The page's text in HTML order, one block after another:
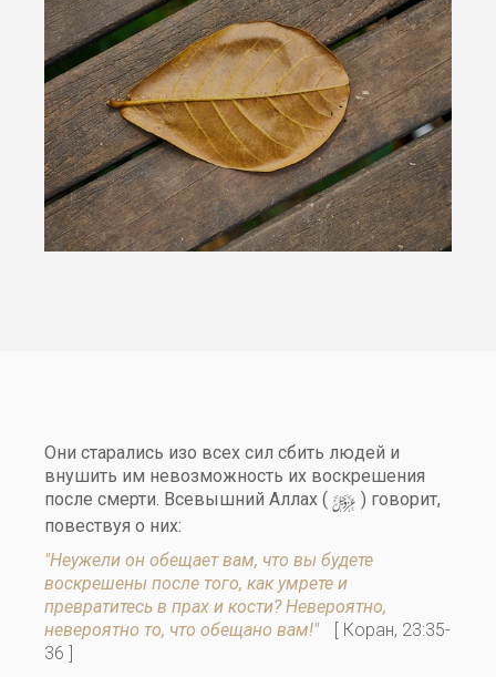
Они старались изо всех сил сбить людей и
внушить им невозможность их воскрешения
после смерти. Всевышний Аллах ( y ) говорит,
повествуя о них:
"Неужели он обещает вам, что вы будете
воскрешены после того, как умрете и
превратитесь в прах и кости? Невероятно,
невероятно то, что обещано вам!"
[ Коран, 23:35-
36 ]